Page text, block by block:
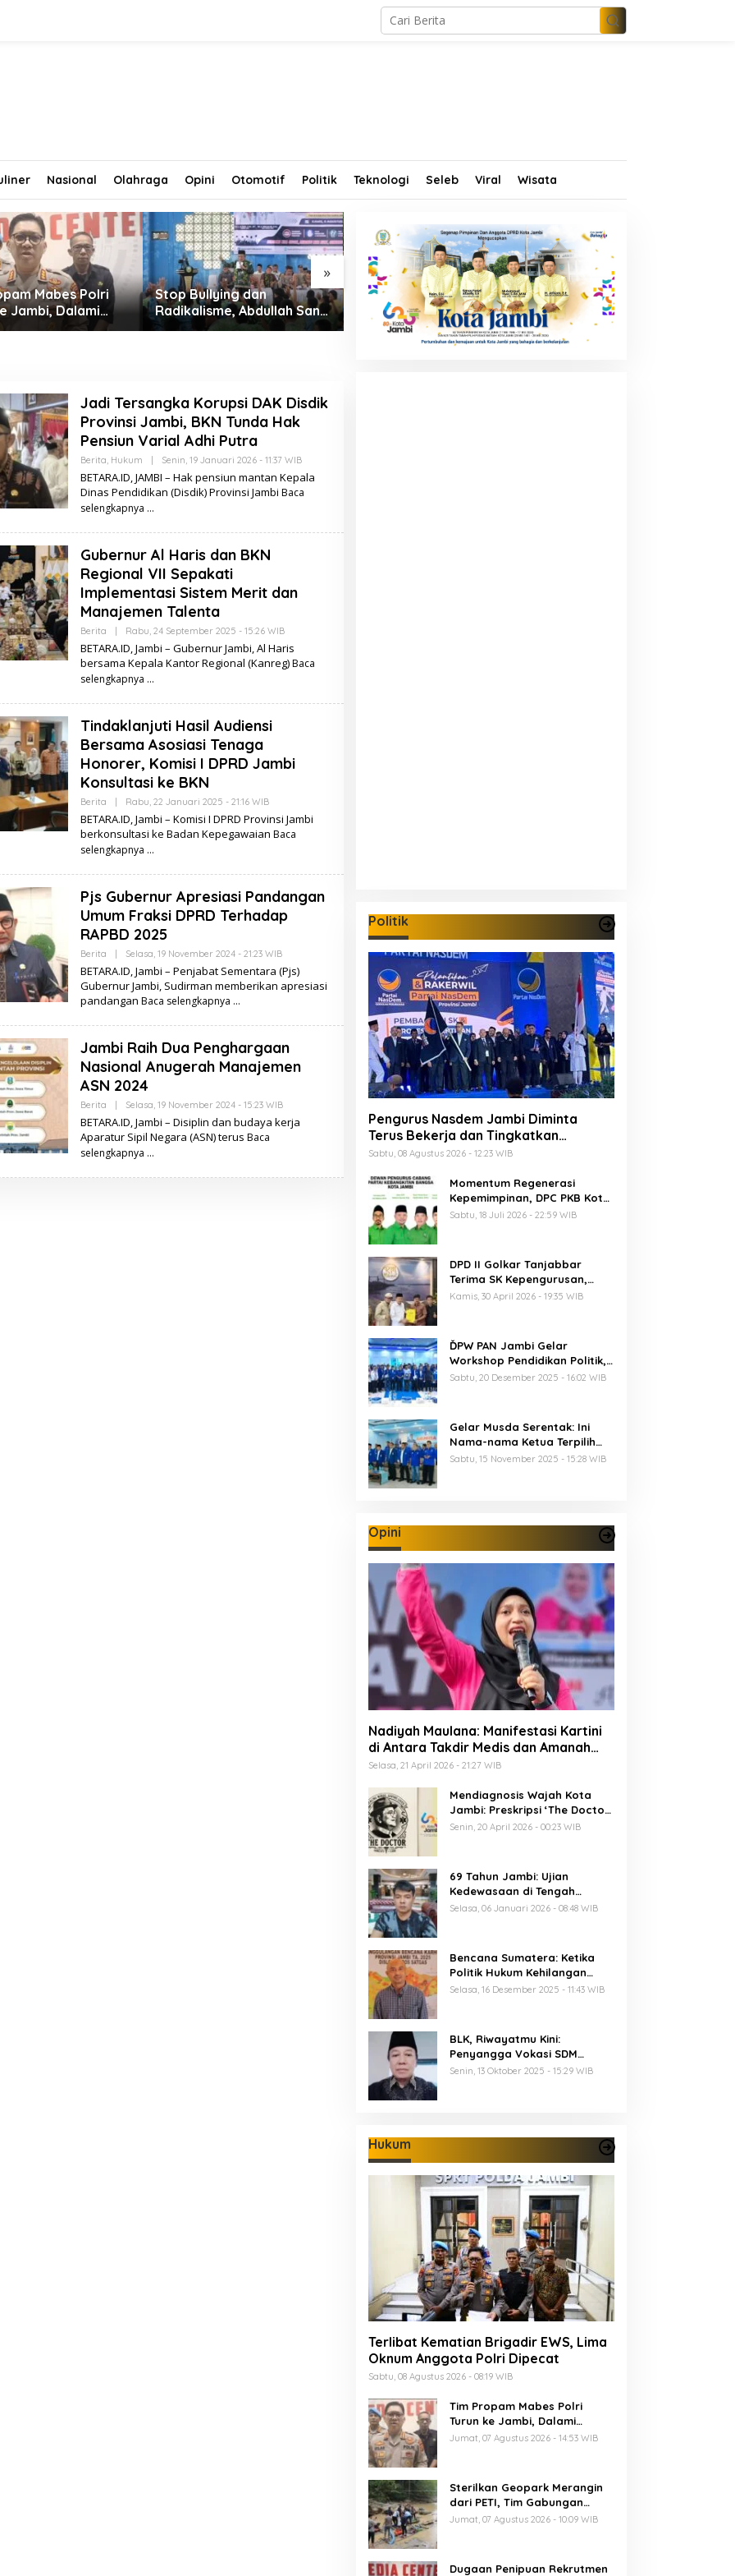
Nasional Olahraga Opini Otomotif Politik Teknologi Seleb Viral Wisata
»
Mabes Polri
Jambi, Dalami
Penipuan
Stop Bullying dan
Radikalisme, Abdullah Sani
Dorong Siswa Jadi Garda
Sterilkan Geopark
Merangin dari PETI, Tim
Gabungan Temukan Empat
Rakit Tambang Ilegal
Pengurus Nasdem Jambi
Diminta Terus Bekerja dan
Tingkatkan Perolehan
Suara di Pemilu 2029
Jadi Tersangka Korupsi DAK Disdik
Provinsi Jambi, BKN Tunda Hak
Pensiun Varial Adhi Putra
Berita, Hukum Senin, 19 Januari 2026 - 11:37 WIBO
E
H
BETARA.ID, JAMBI – Hak pensiun mantan Kepala
Dinas Pendidikan (Disdik) Provinsi Jambi Baca
selengkapnya
Gubernur Al Haris dan BKN
Regional VII Sepakati
Implementasi Sistem Merit dan
Manajemen Talenta
Berita Rabu, 24 September 2025 - 15:26 WIBO
E
H
I
D
BETARA.ID, Jambi – Gubernur Jambi, Al Haris
bersama Kepala Kantor Regional (Kanreg)Baca
selengkapnya
Tindaklanjuti Hasil Audiensi
Bersama Asosiasi Tenaga
Honorer, Komisi I DPRD Jambi
Konsultasi ke BKN
Berita Rabu, 22 Januari 2025 - 21:16 WIBO
E
H
R
A
BETARA.ID, Jambi – Komisi I DPRD Provinsi Jambi
berkonsultasi ke Badan Kepegawaian Baca
selengkapnya
Pjs Gubernur Apresiasi Pandangan
Umum Fraksi DPRD Terhadap
RAPBD 2025
Berita Selasa, 19 November 2024 - 21:23 WIBO
L
E
H
T
R
.
BETARA.ID, Jambi – Penjabat Sementara (Pjs)
Gubernur Jambi, Sudirman memberikan apresiasi
pandangan Baca selengkapnya
Jambi Raih Dua Penghargaan
Nasional Anugerah Manajemen
ASN 2024
Berita Selasa, 19 November 2024 - 15:23 WIBO
E
BETARA.ID, Jambi – Disiplin dan budaya kerja
Aparatur Sipil Negara (ASN) terus Baca
selengkapnya
Politik
Pengurus Nasdem Jambi Diminta
Terus Bekerja dan Tingkatkan
Perolehan Suara di Pemilu 2029
Sabtu, 08 Agustus 2026 - 12:23 WIB
Momentum Regenerasi
Kepemimpinan, DPC PKB Kota
Jambi Siap Sukseskan Harlah
Sabtu, 18 Juli 2026 - 22:59 WIB
DPD II Golkar Tanjabbar
Terima SK Kepengurusan,
Perdana di Jambi Pasca
Kamis, 30 April 2026 - 19:35 WIB
ĎPW PAN Jambi Gelar
Workshop Pendidikan Politik,
Al Haris Ajak Kader Perkuat
Sabtu, 20 Desember 2025 - 16:02 WIB
Gelar Musda Serentak: Ini
Nama-nama Ketua Terpilih
DPD PAN di Jambi
Sabtu, 15 November 2025 - 15:28 WIB
Opini
Nadiyah Maulana: Manifestasi Kartini
di Antara Takdir Medis dan Amanah
Publik
Selasa, 21 April 2026 - 21:27 WIB
Mendiagnosis Wajah Kota
Jambi: Preskripsi ‘The Doctor’
Menuju 625 Tahun Tanah Pilih
Senin, 20 April 2026 - 00:23 WIB
69 Tahun Jambi: Ujian
Kedewasaan di Tengah
Keterbatasan Anggaran
Selasa, 06 Januari 2026 - 08:48 WIB
Bencana Sumatera: Ketika
Politik Hukum Kehilangan
Arah dan Negara Kehilangan
Selasa, 16 Desember 2025 - 11:43 WIB
BLK, Riwayatmu Kini:
Penyangga Vokasi SDM
Provinsi Jambi
Senin, 13 Oktober 2025 - 15:29 WIB
Hukum
Terlibat Kematian Brigadir EWS, Lima
Oknum Anggota Polri Dipecat
Sabtu, 08 Agustus 2026 - 08:19 WIB
Tim Propam Mabes Polri
Turun ke Jambi, Dalami
Dugaan Penipuan Rekrutmen
Jumat, 07 Agustus 2026 - 14:53 WIB
Sterilkan Geopark Merangin
dari PETI, Tim Gabungan
Temukan Empat Rakit
Jumat, 07 Agustus 2026 - 10:09 WIB
Dugaan Penipuan Rekrutmen